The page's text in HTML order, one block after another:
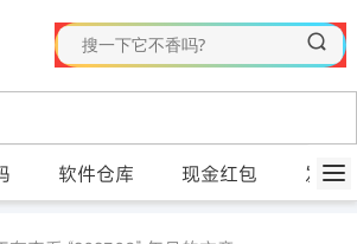
软件仓库 现金红包 发布